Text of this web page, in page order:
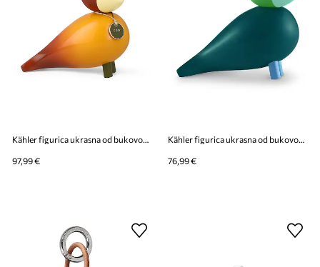
Kähler figurica ukrasna od bukovog drveta 15,5 cm
97,99 €
Kähler figurica ukrasna od bukovog drveta 12,5 cm
76,99 €